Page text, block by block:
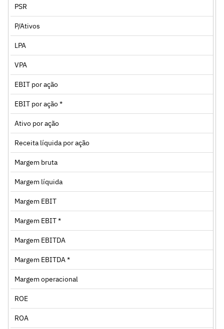
PSR
P/Ativos
LPA
VPA
EBIT por ação
EBIT por ação *
Ativo por ação
Receita líquida por ação
Margem bruta
Margem líquida
Margem EBIT
Margem EBIT *
Margem EBITDA
Margem EBITDA *
Margem operacional
ROE
ROA